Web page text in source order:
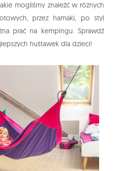
mogliśmy znaleźć w różnych
przez hamaki, po styl
prać na kempingu. Sprawdź
huśtawek dla dzieci!